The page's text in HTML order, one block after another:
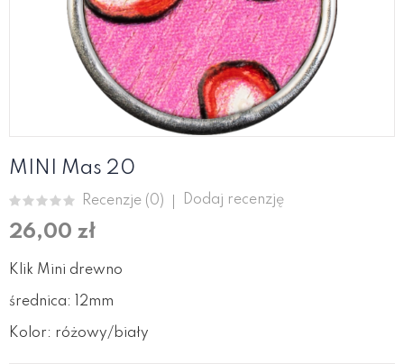
MINI Mas 20
Recenzje (0) Dodaj recenzję
26,00 zł
Klik Mini drewno
średnica: 12mm
Kolor: różowy/biały